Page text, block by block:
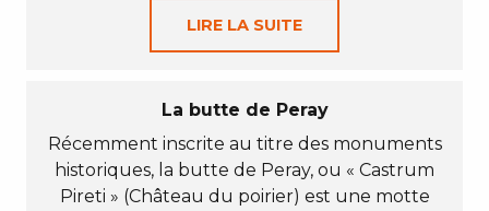
LIRE LA SUITE
La butte de Peray
Récemment inscrite au titre des monuments
historiques, la butte de Peray, ou « Castrum
Pireti » (Château du poirier) est une motte